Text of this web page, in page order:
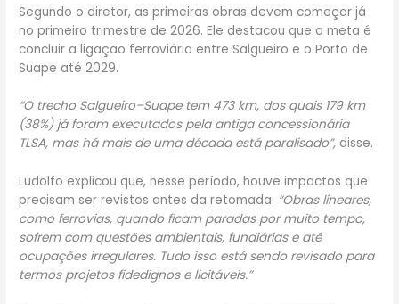
Segundo o diretor, as primeiras obras devem começar já
no primeiro trimestre de 2026. Ele destacou que a meta é
concluir a ligação ferroviária entre Salgueiro e o Porto de
Suape até 2029.
“O trecho Salgueiro–Suape tem 473 km, dos quais 179 km
(38%) já foram executados pela antiga concessionária
TLSA, mas há mais de uma década está paralisado”, disse.
Ludolfo explicou que, nesse período, houve impactos que
precisam ser revistos antes da retomada. “Obras lineares,
como ferrovias, quando ficam paradas por muito tempo,
sofrem com questões ambientais, fundiárias e até
ocupações irregulares. Tudo isso está sendo revisado para
termos projetos fidedignos e licitáveis.”